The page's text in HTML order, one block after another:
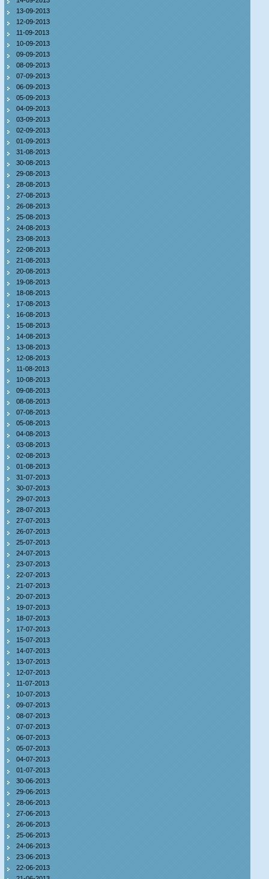
13-09-2013
12-09-2013
11-09-2013
10-09-2013
09-09-2013
08-09-2013
07-09-2013
06-09-2013
05-09-2013
04-09-2013
03-09-2013
02-09-2013
01-09-2013
31-08-2013
30-08-2013
29-08-2013
28-08-2013
27-08-2013
26-08-2013
25-08-2013
24-08-2013
23-08-2013
22-08-2013
21-08-2013
20-08-2013
19-08-2013
18-08-2013
17-08-2013
16-08-2013
15-08-2013
14-08-2013
13-08-2013
12-08-2013
11-08-2013
10-08-2013
09-08-2013
08-08-2013
07-08-2013
05-08-2013
04-08-2013
03-08-2013
02-08-2013
01-08-2013
31-07-2013
30-07-2013
29-07-2013
28-07-2013
27-07-2013
26-07-2013
25-07-2013
24-07-2013
23-07-2013
22-07-2013
21-07-2013
20-07-2013
19-07-2013
18-07-2013
17-07-2013
15-07-2013
14-07-2013
13-07-2013
12-07-2013
11-07-2013
10-07-2013
09-07-2013
08-07-2013
07-07-2013
06-07-2013
05-07-2013
04-07-2013
01-07-2013
30-06-2013
29-06-2013
28-06-2013
27-06-2013
26-06-2013
25-06-2013
24-06-2013
23-06-2013
22-06-2013